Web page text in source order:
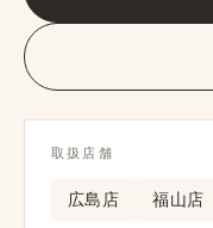
取扱店舗
広島店 福山店